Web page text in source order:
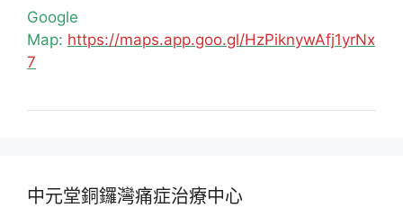
Google
Map: https://maps.app.goo.gl/HzPiknywAfj1yrNx
7
中元堂銅鑼灣痛症治療中心